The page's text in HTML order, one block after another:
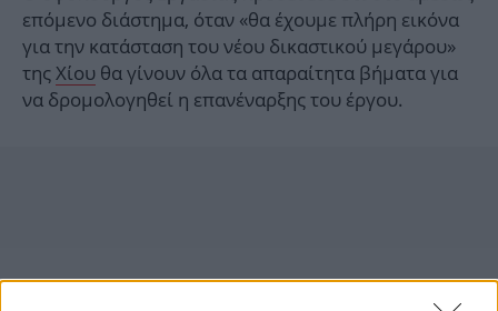
επόμενο διάστημα, όταν «θα έχουμε πλήρη εικόνα
για την κατάσταση του νέου δικαστικού μεγάρου»
τηςΧίου θα γίνουν όλα τα απαραίτητα βήματα για
να δρομολογηθεί η επανέναρξης του έργου.